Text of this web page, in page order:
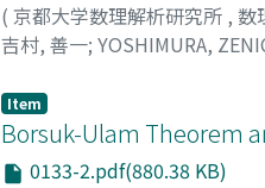
( 京都大学数理解析研究所 , 数
吉村, 善一; YOSHIMURA,
Item
Borsuk-Ulam Theorem
0133-2.pdf(880.38 KB)